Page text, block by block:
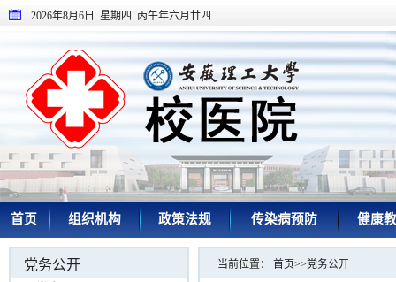
2026年8月6日 星期四 丙午年六月廿四
首页 组织机构 政策法规 传染病预防 健康
党务公开 当前位置： 首页>>党务公开